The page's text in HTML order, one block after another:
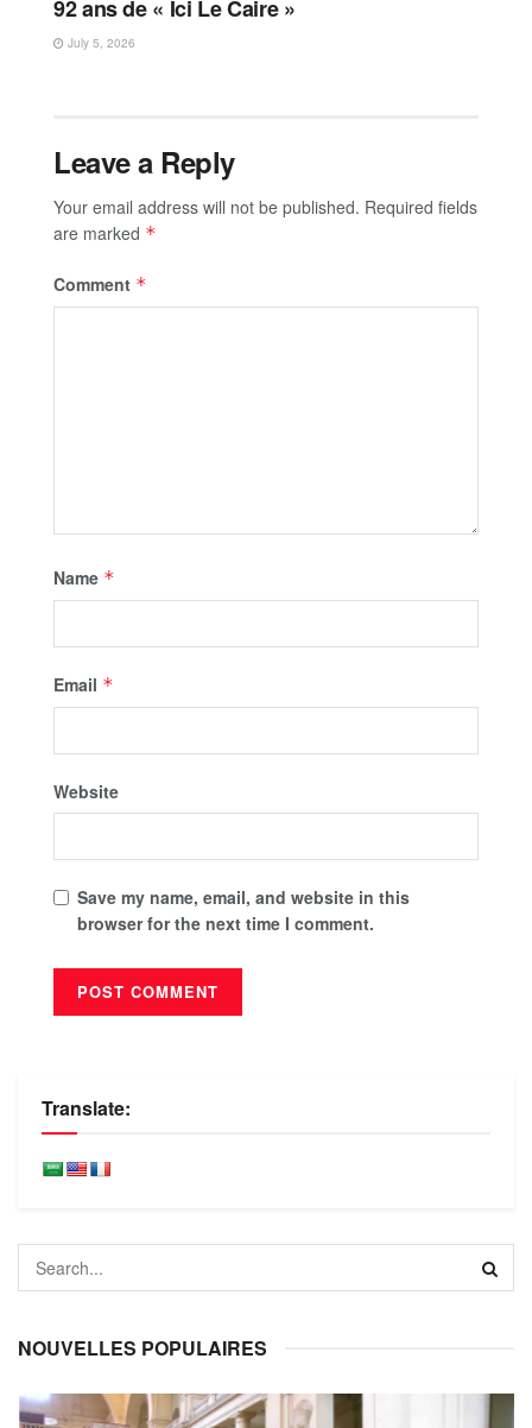
92 ans de « Ici Le Caire »
July 5, 2026
Leave a Reply
Your email address will not be published. Required fields
are marked *
Comment *
Name *
Email *
Website
Save my name, email, and website in this
browser for the next time I comment.
Translate:
NOUVELLES POPULAIRES